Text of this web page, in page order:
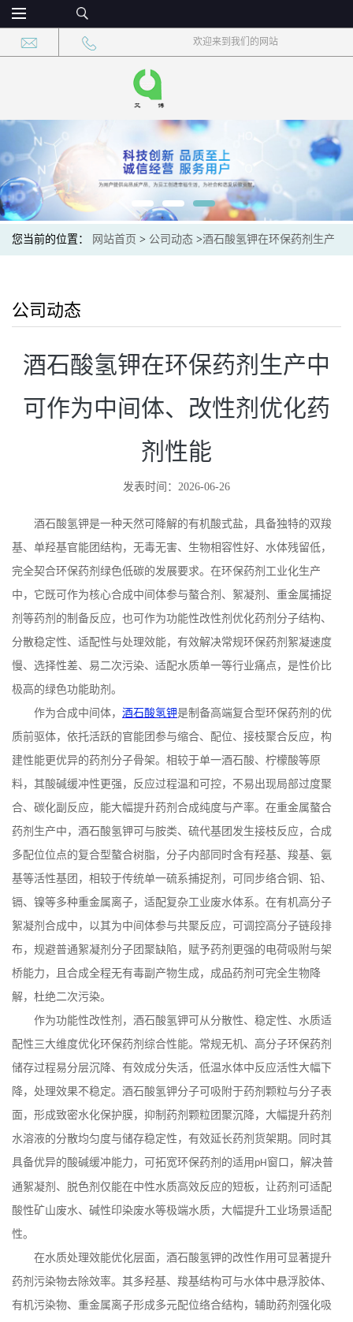
欢迎来到我们的网站
您当前的位置： 网站首页 > 公司动态 >酒石酸氢钾在环保药剂生产
公司动态
酒石酸氢钾在环保药剂生产中
可作为中间体、改性剂优化药
剂性能
发表时间：2026-06-26
酒石酸氢钾是一种天然可降解的有机酸式盐，具备独特的双羧
基、单羟基官能团结构，无毒无害、生物相容性好、水体残留低，
完全契合环保药剂绿色低碳的发展要求。在环保药剂工业化生产
中，它既可作为核心合成中间体参与螯合剂、絮凝剂、重金属捕捉
剂等药剂的制备反应，也可作为功能性改性剂优化药剂分子结构、
分散稳定性、适配性与处理效能，有效解决常规环保药剂絮凝速度
慢、选择性差、易二次污染、适配水质单一等行业痛点，是性价比
极高的绿色功能助剂。
作为合成中间体， 酒石酸氢钾是制备高端复合型环保药剂的优
质前驱体，依托活跃的官能团参与缩合、配位、接枝聚合反应，构
建性能更优异的药剂分子骨架。相较于单一酒石酸、柠檬酸等原
料，其酸碱缓冲性更强，反应过程温和可控，不易出现局部过度聚
合、碳化副反应，能大幅提升药剂合成纯度与产率。在重金属螯合
药剂生产中，酒石酸氢钾可与胺类、硫代基团发生接枝反应，合成
多配位位点的复合型螯合树脂，分子内部同时含有羟基、羧基、氨
基等活性基团，相较于传统单一硫系捕捉剂，可同步络合铜、铅、
镉、镍等多种重金属离子，适配复杂工业废水体系。在有机高分子
絮凝剂合成中，以其为中间体参与共聚反应，可调控高分子链段排
布，规避普通絮凝剂分子团聚缺陷，赋予药剂更强的电荷吸附与架
桥能力，且合成全程无有毒副产物生成，成品药剂可完全生物降
解，杜绝二次污染。
作为功能性改性剂，酒石酸氢钾可从分散性、稳定性、水质适
配性三大维度优化环保药剂综合性能。常规无机、高分子环保药剂
储存过程易分层沉降、有效成分失活，低温水体中反应活性大幅下
降，处理效果不稳定。酒石酸氢钾分子可吸附于药剂颗粒与分子表
面，形成致密水化保护膜，抑制药剂颗粒团聚沉降，大幅提升药剂
水溶液的分散均匀度与储存稳定性，有效延长药剂货架期。同时其
具备优异的酸碱缓冲能力，可拓宽环保药剂的适用 pH窗口，解决普
通絮凝剂、脱色剂仅能在中性水质高效反应的短板，让药剂可适配
酸性矿山废水、碱性印染废水等极端水质，大幅提升工业场景适配
性。
在水质处理效能优化层面，酒石酸氢钾的改性作用可显著提升
药剂污染物去除效率。其多羟基、羧基结构可与水体中悬浮胶体、
有机污染物、重金属离子形成多元配位络合结构，辅助药剂强化吸